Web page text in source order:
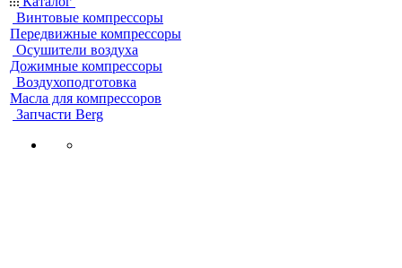
Винтовые компрессоры
Передвижные компрессоры
Осушители воздуха
Дожимные компрессоры
Воздухоподготовка
Масла для компрессоров
Запчасти Berg